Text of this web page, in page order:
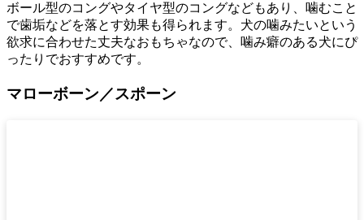
ボール型のコングやタイヤ型のコングなどもあり、噛むこと
で歯垢などを落とす効果も得られます。犬の噛みたいという
欲求に合わせた丈夫なおもちゃなので、噛み癖のある犬にぴ
ったりでおすすめです。
マローボーン／スポーン